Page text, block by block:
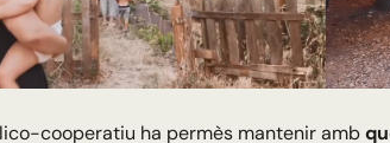
cooperatiu ha permès mantenir amb